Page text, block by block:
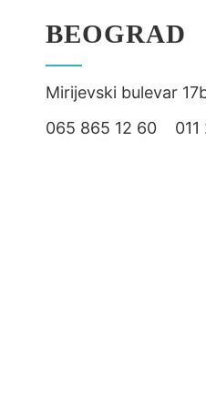
BEOGRAD
Mirijevski bulevar
065 865 12 60 011